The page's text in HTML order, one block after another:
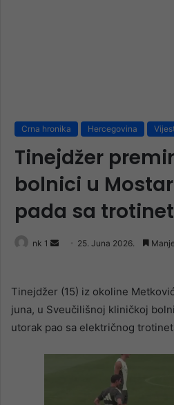
Crna hronika Hercegovina
Tinejdžer
bolnici u
pada sa
nk 1
Send 25. Juna 2026.
Tinejdžer (15) iz okoline
juna, u Sveučilišnoj kliničkoj
utorak pao sa električnog